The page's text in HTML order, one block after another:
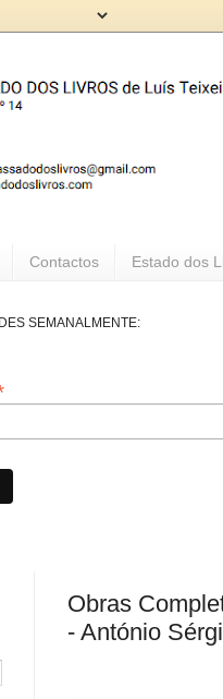
Contactos Estado dos
SEMANALMENTE:
Obras
- António